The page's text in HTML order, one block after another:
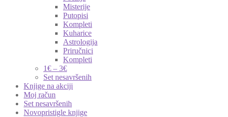
Misterije
Putopisi
Kompleti
Kuharice
Astrologija
Priručnici
Kompleti
1€ – 3€
Set nesavršenih
Knjige na akciji
Moj račun
Set nesavršenih
Novopristigle knjige